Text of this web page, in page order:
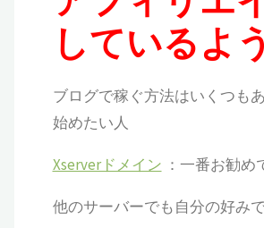
しているよ
ブログで稼ぐ方法はいくつも
始めたい人
Xserverドメイン ：一番お勧め
他のサーバーでも自分の好み